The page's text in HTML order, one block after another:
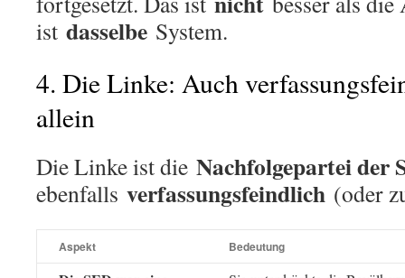
ist dasselbe System.
4. Die Linke: Auch
allein
Die Linke ist die Nachfolgepartei der
ebenfalls verfassungsfeindlich (oder
Aspekt Bedeutung